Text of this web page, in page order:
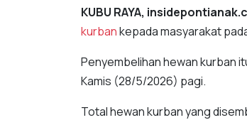
KUBU RAYA,
kurbankepada masyarakat
Penyembelihan hewan kurban
Kamis (28/5/2026) pagi.
Total hewan kurban yang